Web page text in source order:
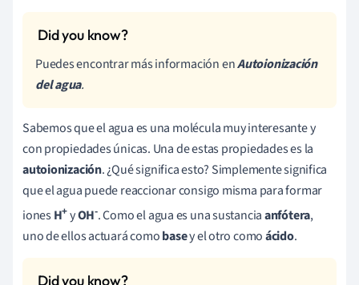
Puedes encontrar más información enAutoionización
del agua.
Sabemos que el agua es una molécula muy interesante y
con propiedades únicas. Una de estas propiedades es la
autoionización. ¿Qué significa esto? Simplemente significa
que el agua puede reaccionar consigo misma para formar
ionesH+yOH-. Como el agua es una sustanciaanfótera,
uno de ellos actuará comobasey el otro comoácido.